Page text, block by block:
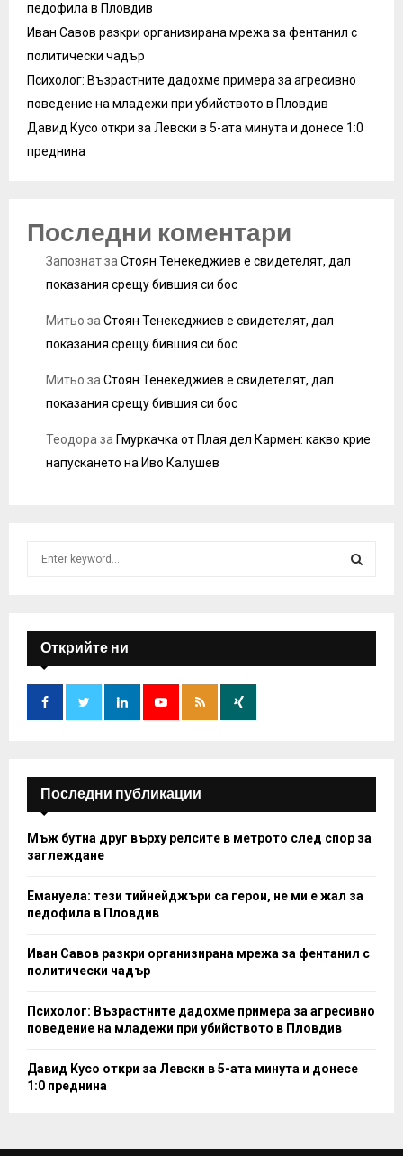
педофила в Пловдив
Иван Савов разкри организирана мрежа за фентанил с
политически чадър
Психолог: Възрастните дадохме примера за агресивно
поведение на младежи при убийството в Пловдив
Давид Кусо откри за Левски в 5-ата минута и донесе 1:0
преднина
Последни коментари
Запознатза Стоян Тенекеджиев е свидетелят, дал
показания срещу бившия си бос
Митьо за Стоян Тенекеджиев е свидетелят, дал
показания срещу бившия си бос
Митьо за Стоян Тенекеджиев е свидетелят, дал
показания срещу бившия си бос
Теодора за Гмуркачка от Плая дел Кармен: какво крие
напускането на Иво Калушев
f
o
:
E
A
H
Открийте ни
Последни публикации
Мъж бутна друг върху релсите в метрото след спор за
заглеждане
Емануела: тези тийнейджъри са герои, не ми е жал за
педофила в Пловдив
Иван Савов разкри организирана мрежа за фентанил с
политически чадър
Психолог: Възрастните дадохме примера за агресивно
поведение на младежи при убийството в Пловдив
Давид Кусо откри за Левски в 5-ата минута и донесе
1:0 преднина